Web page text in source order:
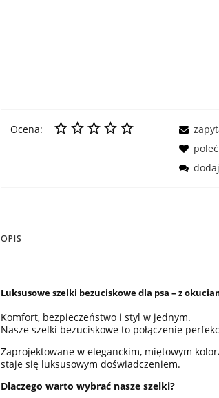
Ocena:
OPIS
Luksusowe szelki bezuciskowe dla psa – z
Komfort, bezpieczeństwo i styl w jednym.
Nasze szelki bezuciskowe to połączenie
Zaprojektowane w eleganckim, miętowym
staje się luksusowym doświadczeniem.
Dlaczego warto wybrać nasze szelki?